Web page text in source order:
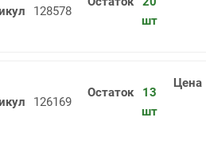
Тиски слесарные ТСС-125 пов.
128578
шт
Тиски слесарные ТСЧ-200 пов.
126169
13
шт